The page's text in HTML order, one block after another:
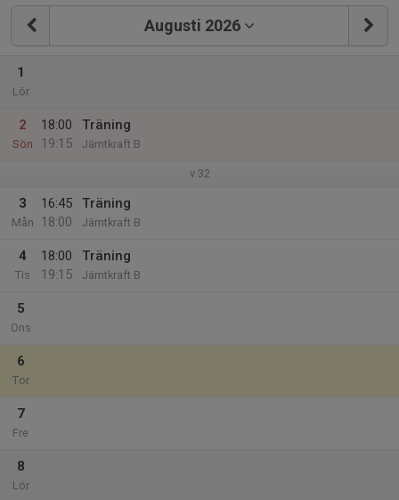
Augusti 2026
1
Lör
2
Sön
18:00
19:15
Träning
Jämtkraft B
v.32
3
Mån
16:45
18:00
Träning
Jämtkraft B
4
Tis
18:00
19:15
Träning
Jämtkraft B
5
Ons
6
Tor
7
Fre
8
Lör